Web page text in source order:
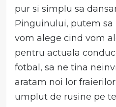
pur si simplu sa
Pinguinului, putem
vom alege cind vom
pentru actuala
fotbal, sa ne tina
aratam noi lor
umplut de rusine pe